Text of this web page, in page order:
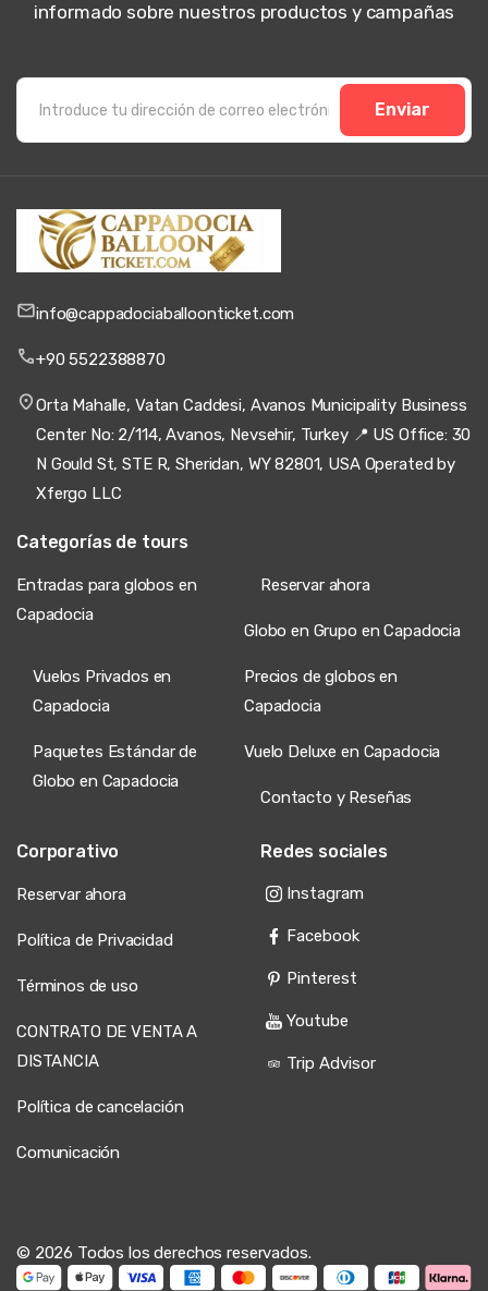
informado sobre nuestros productos y campañas
Enviar
info@cappadociaballoonticket.com
+90 5522388870
Orta Mahalle, Vatan Caddesi, Avanos Municipality Business
Center No: 2/114, Avanos, Nevsehir, Turkey 📍 US Office: 30
N Gould St, STE R, Sheridan, WY 82801, USA Operated by
Xfergo LLC
Categorías de tours
Entradas para globos en
Capadocia
Reservar ahora
Globo en Grupo en Capadocia
Vuelos Privados en
Capadocia
Precios de globos en
Capadocia
Paquetes Estándar de
Globo en Capadocia
Vuelo Deluxe en Capadocia
Contacto y Reseñas
Corporativo
Reservar ahora
Política de Privacidad
Términos de uso
CONTRATO DE VENTA A
DISTANCIA
Política de cancelación
Comunicación
Redes sociales
Instagram
Facebook
Pinterest
Youtube
Trip Advisor
© 2026 Todos los derechos reservados.